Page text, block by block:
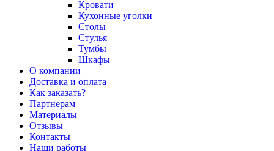
Кровати
Кухонные уголки
Столы
Стулья
Тумбы
Шкафы
О компании
Доставка и оплата
Как заказать?
Партнерам
Материалы
Отзывы
Контакты
Наши работы